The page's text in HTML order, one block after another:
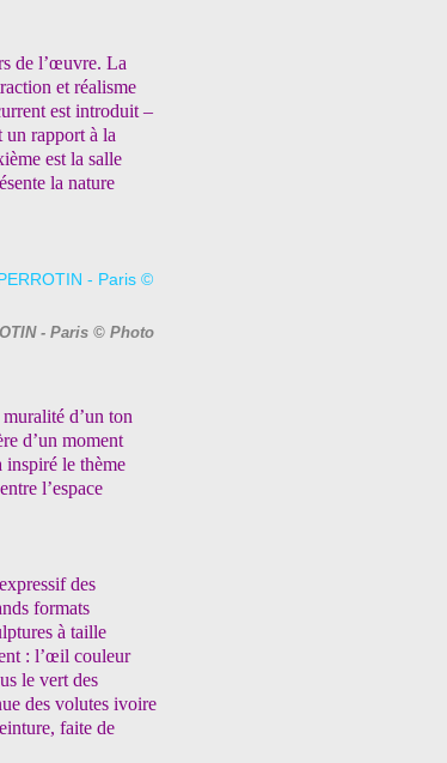
de l’œuvre. La
et réalisme
est introduit –
un rapport à la
est la salle
la nature
- Paris © Photo
d’un ton
d’un moment
inspiré le thème
l’espace
des
formats
à taille
: l’œil couleur
le vert des
des volutes ivoire
faite de